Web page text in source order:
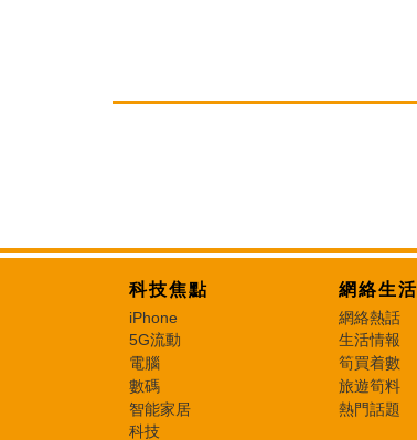
科技焦點
iPhone
5G流動
電腦
數碼
智能家居
科技
網絡生活
網絡熱話
生活情報
筍買着數
旅遊筍料
熱門話題